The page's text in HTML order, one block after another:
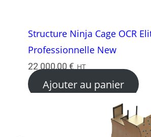
Structure Ninja Cage OCR
Professionnelle New
22 000,00 € HT
Ajouter au panier